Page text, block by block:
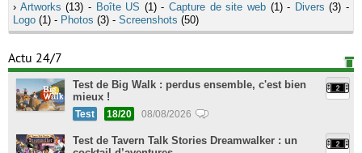
› Artworks (13) - Boîte US (1) - Capture de site web(1) - Divers (3) -
Logo (1) - Photos (3) - Screenshots (50)
Actu 24/7
Test de Big Walk : perdus ensemble, c'est bien
mieux !
Test 18/20 08/08/2026
Test de Tavern Talk Stories Dreamwalker : un